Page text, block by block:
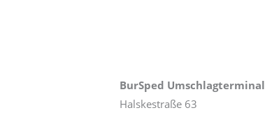
BurSped Umschlagterminal
Halskestraße 63